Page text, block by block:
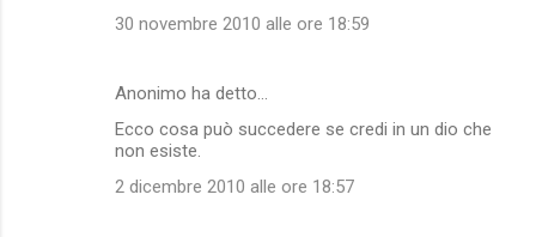
30 novembre 2010 alle ore 18:59
Anonimo ha detto…
Ecco cosa può succedere se credi in un dio che
non esiste.
2 dicembre 2010 alle ore 18:57